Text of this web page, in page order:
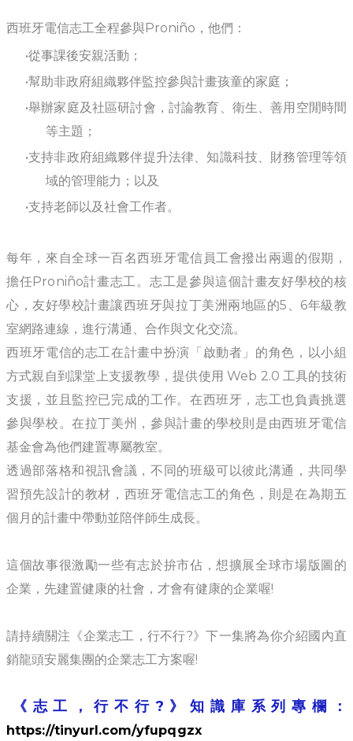
西班牙電信志工全程參與Proniño，他們：
從事課後安親活動；
幫助非政府組織夥伴監控參與計畫孩童的家庭；
舉辦家庭及社區研討會，討論教育、衛生、善用空閒時間
等主題；
支持非政府組織夥伴提升法律、知識科技、財務管理等領
域的管理能力；以及
支持老師以及社會工作者。
每年，來自全球一百名西班牙電信員工會撥出兩週的假期，
擔任Proniño計畫志工。志工是參與這個計畫友好學校的核
心，友好學校計畫讓西班牙與拉丁美洲兩地區的5、6年級教
室網路連線，進行溝通、合作與文化交流。
西班牙電信的志工在計畫中扮演「啟動者」的角色，以小組
方式親自到課堂上支援教學，提供使用 Web 2.0 工具的技術
支援，並且監控已完成的工作。在西班牙，志工也負責挑選
參與學校。在拉丁美州，參與計畫的學校則是由西班牙電信
基金會為他們建置專屬教室。
透過部落格和視訊會議，不同的班級可以彼此溝通，共同學
習預先設計的教材，西班牙電信志工的角色，則是在為期五
個月的計畫中帶動並陪伴師生成長。
這個故事很激勵一些有志於拚市佔，想擴展全球市場版圖的
企業，先建置健康的社會，才會有健康的企業喔!
請持續關注《企業志工，行不行?》下一集將為你介紹國內直
銷龍頭安麗集團的企業志工方案喔!
《志工，行不行?》知識庫系列專欄 ：
https://tinyurl.com/yfupqgzx